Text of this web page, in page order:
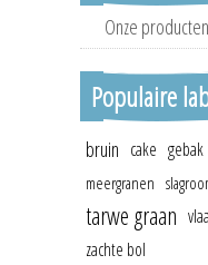
Onze producten
Populaire
bruin cake gebak
meergranen
tarwe graan
zachte bol